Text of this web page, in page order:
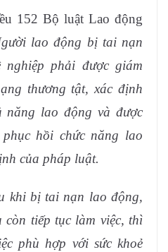
Bộ luật Lao động
lao động bị tai nạn
nghiệp phải được giám
thương tật, xác định
năng lao động và được
hồi chức năng lao
của pháp luật.
khi bị tai nạn lao động,
còn tiếp tục làm việc, thì
phù hợp với sức khoẻ